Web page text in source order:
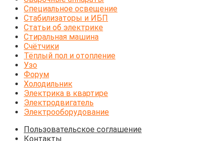
Специальное освещение
Стабилизаторы и ИБП
Статьи об электрике
Стиральная машина
Счётчики
Тёплый пол и отопление
Узо
Форум
Холодильник
Электрика в квартире
Электродвигатель
Электрооборудование
Пользовательское соглашение
Контакты